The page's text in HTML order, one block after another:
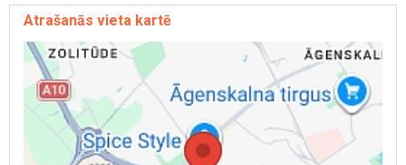
Atrašanās vieta kartē